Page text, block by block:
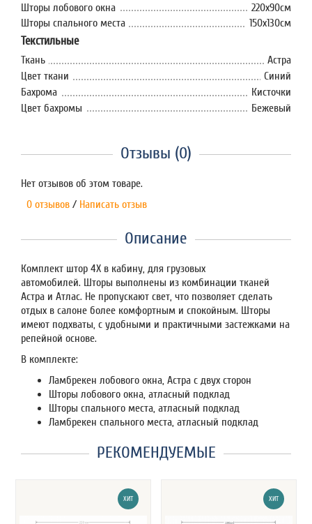
Шторы лобового окна
220х90см
Шторы спального места
150х130см
Текстильные
Ткань
Астра
Цвет ткани
Синий
Бахрома
Кисточки
Цвет бахромы
Бежевый
Отзывы (0)
Нет отзывов об этом товаре.
0 отзывов / Написать отзыв
Описание
Комплект штор 4Х в кабину, для грузовых
автомобилей. Шторы выполнены из комбинации тканей
Астра и Атлас. Не пропускают свет, что позволяет сделать
отдых в салоне более комфортным и спокойным. Шторы
имеют подхваты, с удобными и практичными застежками на
репейной основе.
В комплекте:
Ламбрекен лобового окна, Астра с двух сторон
Шторы лобового окна, атласный подклад
Шторы спального места, атласный подклад
Ламбрекен спального места, атласный подклад
РЕКОМЕНДУЕМЫЕ
ХИТ ХИТ